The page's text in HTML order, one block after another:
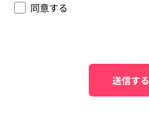
同意する
送信する